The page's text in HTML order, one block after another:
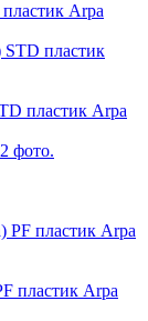
Arpa
пластик Arpa
пластик Arpa